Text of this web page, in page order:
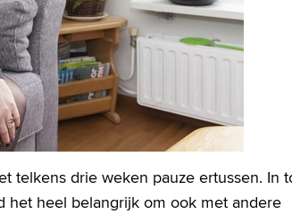
telkens drie weken pauze ertussen. In
het heel belangrijk om ook met andere